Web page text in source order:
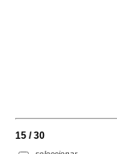
15 / 30